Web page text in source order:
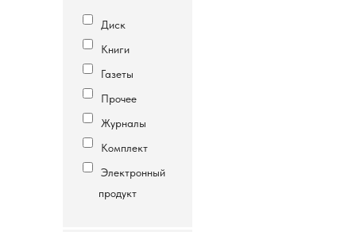
Диск
Книги
Газеты
Прочее
Журналы
Комплект
Электронный
продукт